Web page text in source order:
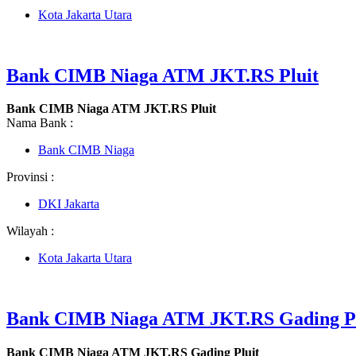
Kota Jakarta Utara
Bank CIMB Niaga ATM JKT.RS Pluit
Bank CIMB Niaga ATM JKT.RS Pluit
Nama Bank :
Bank CIMB Niaga
Provinsi :
DKI Jakarta
Wilayah :
Kota Jakarta Utara
Bank CIMB Niaga ATM JKT.RS Gading
Bank CIMB Niaga ATM JKT.RS Gading Pluit